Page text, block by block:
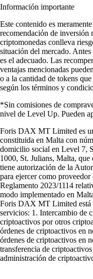
Información importante
Este contenido es
recomendación de inversión
criptomonedas conlleva
situación del mercado.
es el adecuado. Las
ventajas mencionadas
o a la cantidad de tokens
según los términos y
*Sin comisiones de
nivel de Level Up. Pueden
Foris DAX MT Limited es
constituida en Malta con
domicilio social en Level 7,
1000, St. Julians, Malta, que
tiene autorización de la
para ejercer como
Reglamento 2023/1114
modo implementado en
Foris DAX MT Limited está
servicios: 1. Intercambio de
criptoactivos por otros
órdenes de criptoactivos en
órdenes de criptoactivos en
transferencia de
administración de